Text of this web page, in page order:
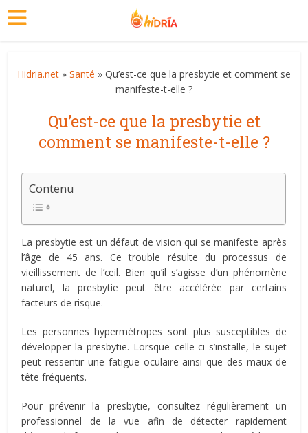
Hidria.net » Santé » Qu’est-ce que la presbytie et comment se
manifeste-t-elle ?
Qu’est-ce que la presbytie et
comment se manifeste-t-elle ?
Contenu
La presbytie est un défaut de vision qui se manifeste après
l’âge de 45 ans. Ce trouble résulte du processus de
vieillissement de l’œil. Bien qu’il s’agisse d’un phénomène
naturel, la presbytie peut être accélérée par certains
facteurs de risque.
Les personnes hypermétropes sont plus susceptibles de
développer la presbytie. Lorsque celle-ci s’installe, le sujet
peut ressentir une fatigue oculaire ainsi que des maux de
tête fréquents.
Pour prévenir la presbytie, consultez régulièrement un
professionnel de la vue afin de détecter rapidement